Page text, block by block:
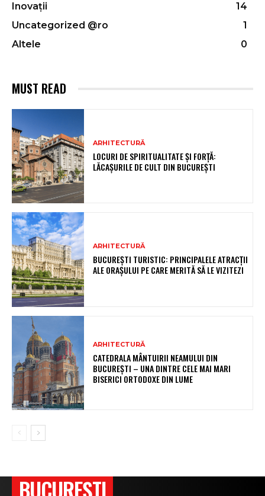
Inovații
14
Uncategorized @ro
1
Altele
0
MUST READ
ARHITECTURĂ
LOCURI DE SPIRITUALITATE ȘI FORȚĂ:
LĂCAȘURILE DE CULT DIN BUCUREȘTI
ARHITECTURĂ
BUCUREȘTI TURISTIC: PRINCIPALELE ATRACȚII
ALE ORAȘULUI PE CARE MERITĂ SĂ LE VIZITEZI
ARHITECTURĂ
CATEDRALA MÂNTUIRII NEAMULUI DIN
BUCUREȘTI – UNA DINTRE CELE MAI MARI
BISERICI ORTODOXE DIN LUME
BUCUREŞTI